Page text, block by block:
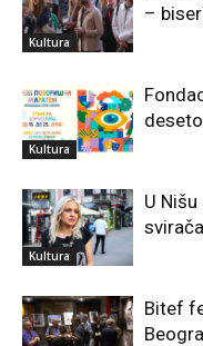
Kultura
–
Kultura
Kultura
U
svirača
Bitef